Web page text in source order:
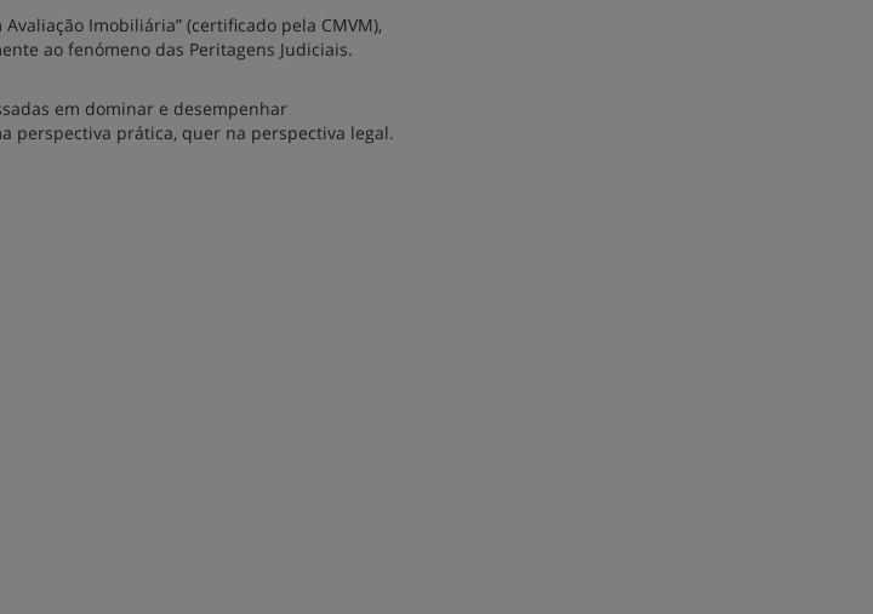
Imobiliária” (certificado pela CMVM),
ao fenómeno das Peritagens Judiciais.
em dominar e desempenhar
perspectiva prática, quer na perspectiva legal.